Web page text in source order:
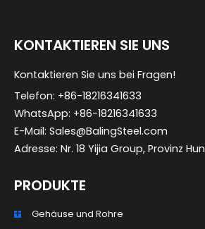
KONTAKTIEREN SIE UNS
Kontaktieren Sie uns bei Fragen!
Telefon: +86-18216341633
WhatsApp: +86-18216341633
E-Mail: Sales@BalingSteel.com
Adresse: Nr. 18 Yijia Group, Provinz
PRODUKTE
Gehäuse und Rohre